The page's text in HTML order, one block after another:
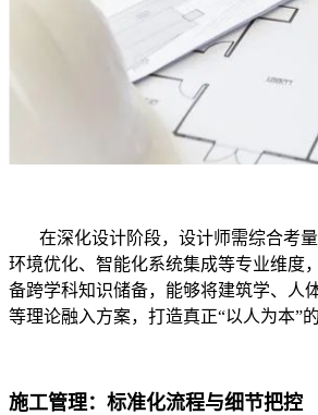
在深化设计阶段，设计师需综合考
环境优化、智能化系统集成等专业维度
备跨学科知识储备，能够将建筑学、人
等理论融入方案，打造真正“以人为本”
施工管理：标准化流程与细节把控